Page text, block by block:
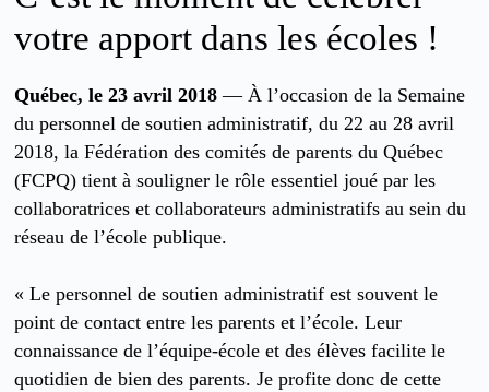
votre apport dans les écoles !
Québec, le 23 avril 2018 — À l’occasion de la Semaine
du personnel de soutien administratif, du 22 au 28 avril
2018, la Fédération des comités de parents du Québec
(FCPQ) tient à souligner le rôle essentiel joué par les
collaboratrices et collaborateurs administratifs au sein du
réseau de l’école publique.
« Le personnel de soutien administratif est souvent le
point de contact entre les parents et l’école. Leur
connaissance de l’équipe-école et des élèves facilite le
quotidien de bien des parents. Je profite donc de cette